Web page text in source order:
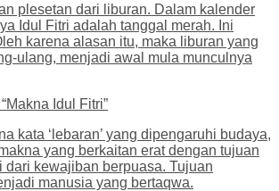
plesetan dari liburan. Dalam kalender
Idul Fitri adalah tanggal merah. Ini
karena alasan itu, maka liburan yang
ulang, menjadi awal mula munculnya
Idul Fitri”
kata ‘lebaran’ yang dipengaruhi budaya,
yang berkaitan erat dengan tujuan
dari kewajiban berpuasa. Tujuan
manusia yang bertaqwa.